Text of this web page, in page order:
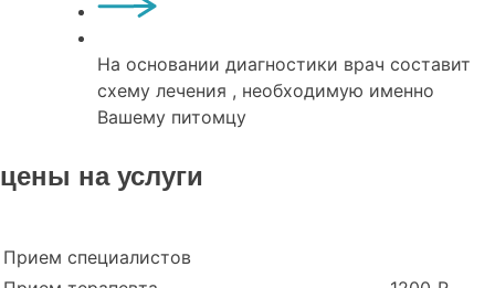
На основании диагностики врач составит
схему лечения , необходимую именно
Вашему питомцу
цены на услуги
Прием специалистов